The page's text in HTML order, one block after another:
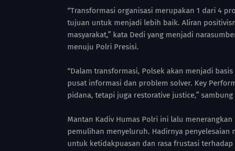
“Transformasi organisasi merupakan 1 dari 4
tujuan untuk menjadi lebih baik. Aliran
masyarakat,” kata Dedi yang menjadi
menuju Polri Presisi.
“Dalam transformasi, Polsek akan menjadi
pusat informasi dan problem solver. Key
pidana, tetapi juga restorative justice,” sambung
Mantan Kadiv Humas Polri ini lalu
pemulihan menyeluruh. Hadirnya
untuk ketidakpuasan dan rasa frustasi